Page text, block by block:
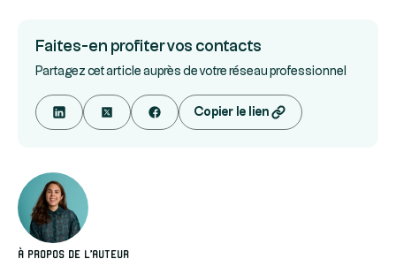
Faites-en profiter vos contacts
Partagez cet article auprès de votre réseau professionnel
Copier le lien
À propos de l'auteur